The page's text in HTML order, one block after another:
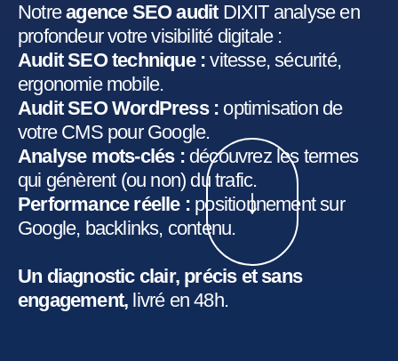
↓
Notreagence SEO auditDIXIT analyse en
profondeur votre visibilité digitale :
Audit SEO technique : vitesse, sécurité,
ergonomie mobile.
Audit SEO WordPress : optimisation de
votre CMS pour Google.
Analyse mots-clés :découvrez les termes
qui génèrent (ou non) du trafic.
Performance réelle : positionnement sur
Google, backlinks, contenu.
Un diagnostic clair, précis et sans
engagement, livré en 48h.